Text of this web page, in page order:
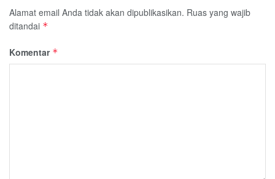
Alamat email Anda tidak akan dipublikasikan. Ruas yang wajib
ditandai *
Komentar *